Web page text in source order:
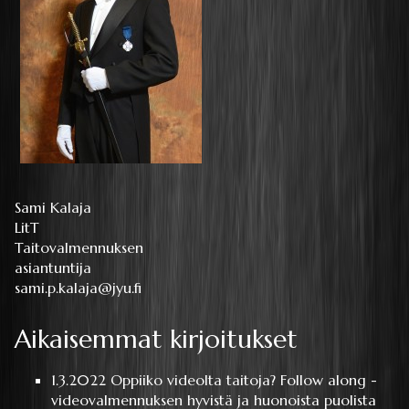
Sami Kalaja
LitT
Taitovalmennuksen
asiantuntija
sami.p.kalaja@jyu.fi
Aikaisemmat kirjoitukset
1.3.2022 Oppiiko videolta taitoja? Follow along -
videovalmennuksen hyvistä ja huonoista puolista